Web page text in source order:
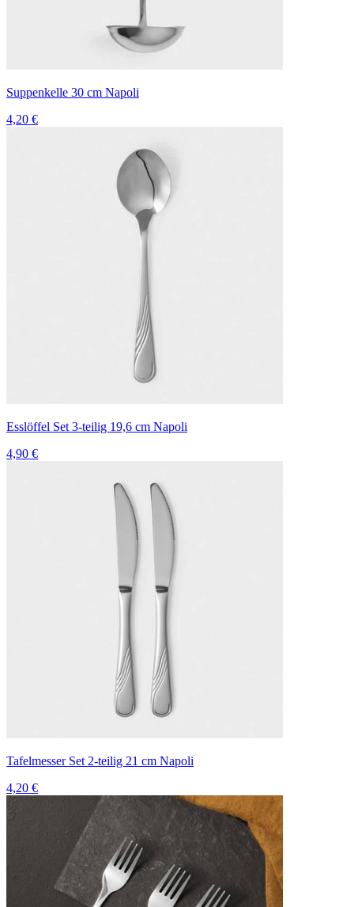
Suppenkelle 30 cm Napoli
4,20 €
Esslöffel Set 3-teilig 19,6 cm Napoli
4,90 €
Tafelmesser Set 2-teilig 21 cm Napoli
4,20 €